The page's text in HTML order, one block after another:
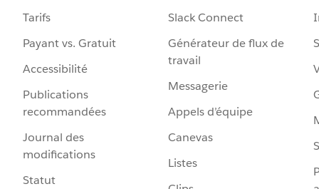
Tarifs
Payant vs. Gratuit
Accessibilité
Publications
recommandées
Journal des
modifications
Statut
Slack Connect
Générateur de flux de
travail
Messagerie
Appels d’équipe
Canevas
Listes